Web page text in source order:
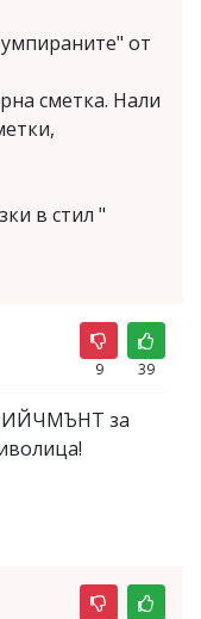
от
сметка. Нали
в стил "
9 39
за